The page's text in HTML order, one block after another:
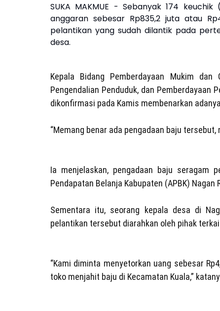
SUKA MAKMUE - Sebanyak 174
anggaran sebesar Rp835,2 juta atau
pelantikan yang sudah dilantik pada
desa.
Kepala Bidang Pemberdayaan Mukim dan
Pengendalian Penduduk, dan Pemberdayaan
dikonfirmasi pada Kamis membenarkan
“Memang benar ada pengadaan baju
Ia menjelaskan, pengadaan baju seragam
Pendapatan Belanja Kabupaten (APBK)
Sementara itu, seorang kepala desa di
pelantikan tersebut diarahkan oleh pihak
“Kami diminta menyetorkan uang sebesar
toko menjahit baju di Kecamatan Kuala,”